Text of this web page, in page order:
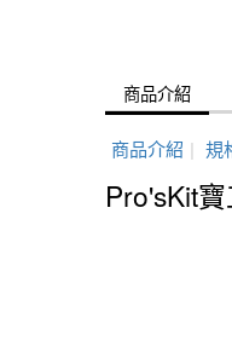
商品介紹
商品介紹 | 規
Pro'sKit